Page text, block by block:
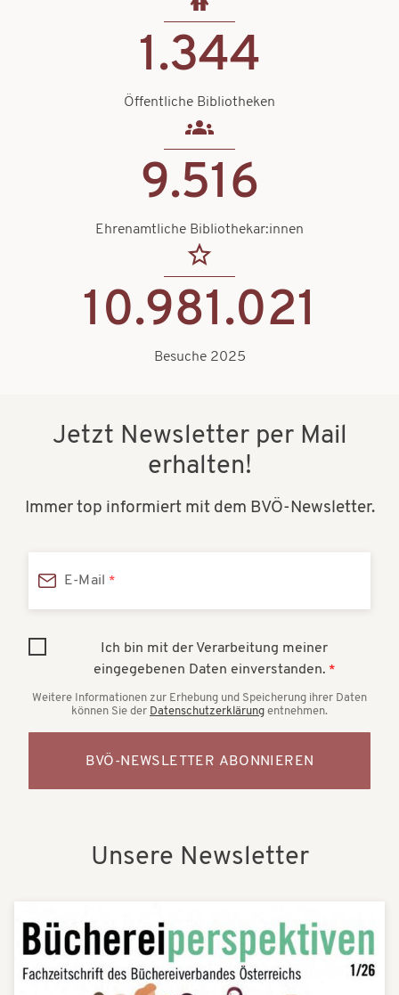
1.344
Öffentliche Bibliotheken
9.516
Ehrenamtliche Bibliothekar:innen
10.981.021
Besuche 2025
Jetzt Newsletter per Mail
erhalten!
Immer top informiert mit dem BVÖ-Newsletter.
E-Mail
Ich bin mit der Verarbeitung meiner
eingegebenen Daten einverstanden.
Weitere Informationen zur Erhebung und Speicherung ihrer Daten
können Sie der Datenschutzerklärung entnehmen.
Unsere Newsletter